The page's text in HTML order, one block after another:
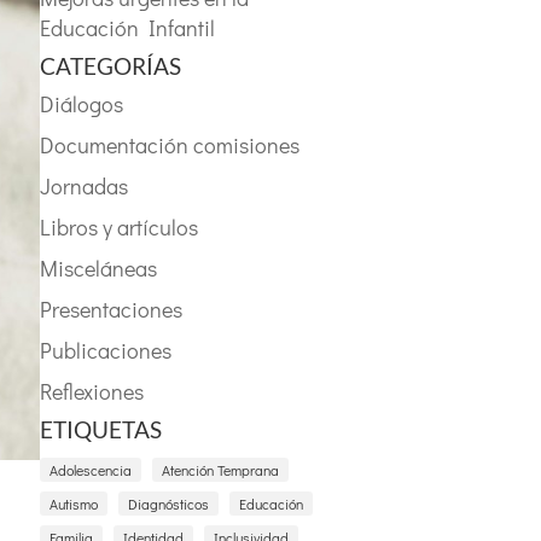
Educación Infantil
CATEGORÍAS
Diálogos
Documentación comisiones
Jornadas
Libros y artículos
Misceláneas
Presentaciones
Publicaciones
Reflexiones
ETIQUETAS
Adolescencia
Atención Temprana
Autismo
Diagnósticos
Educación
Familia
Identidad Inclusividad